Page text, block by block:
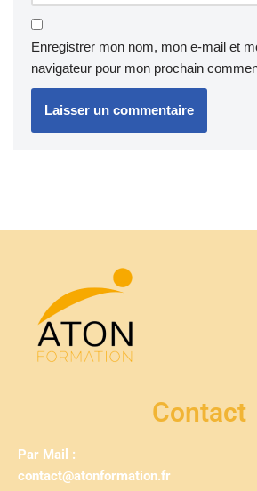
Enregistrer mon nom, mon e-mail et
navigateur pour mon prochain
Contact
Par Mail :
contact@atonformation.fr